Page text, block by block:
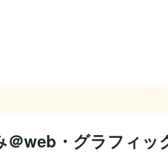
＠web・グラフィッ